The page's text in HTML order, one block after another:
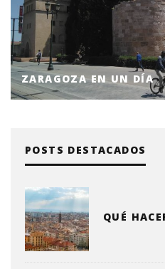
ZARAGOZA EN UN DÍA
POSTS DESTACADOS
QUÉ